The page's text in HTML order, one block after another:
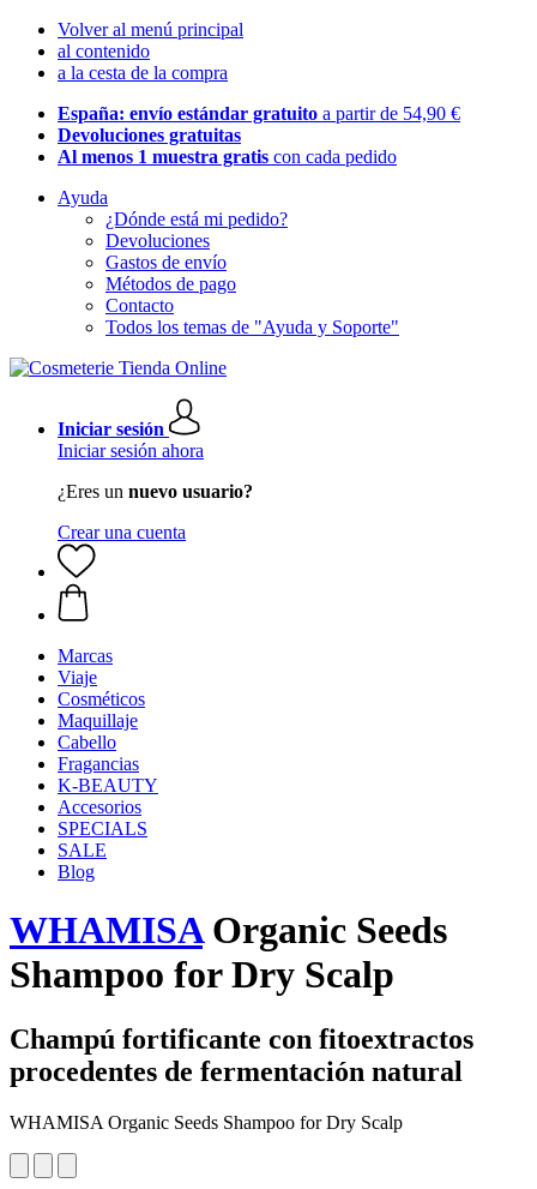
Volver al menú principal
al contenido
a la cesta de la compra
España: envío estándar gratuito a partir de 54,90 €
Devoluciones gratuitas
Al menos 1 muestra gratis con cada pedido
Ayuda
¿Dónde está mi pedido?
Devoluciones
Gastos de envío
Métodos de pago
Contacto
Todos los temas de "Ayuda y Soporte"
Iniciar sesión
Iniciar sesión ahora
¿Eres un nuevo usuario?
Crear una cuenta
Marcas
Viaje
Cosméticos
Maquillaje
Cabello
Fragancias
K-BEAUTY
Accesorios
SPECIALS
SALE
Blog
WHAMISAOrganic Seeds
Shampoo for Dry Scalp
Champú fortificante con fitoextractos
procedentes de fermentación natural
WHAMISA Organic Seeds Shampoo for Dry Scalp